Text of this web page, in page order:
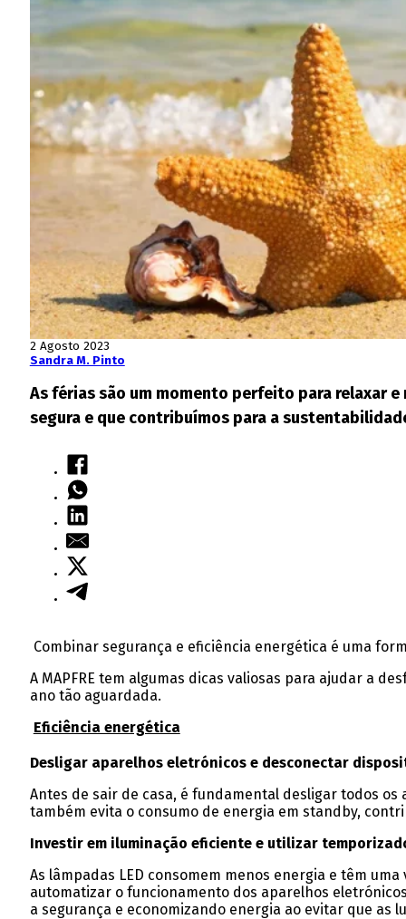
2 Agosto 2023
Sandra M. Pinto
As férias são um momento perfeito para relaxar
segura e que contribuímos para a
Combinar segurança e eficiência energética é uma
A MAPFRE tem algumas dicas valiosas para ajudar a
ano tão aguardada.
Eficiência energética
Desligar aparelhos eletrónicos e desconectar
Antes de sair de casa, é fundamental desligar todos
também evita o consumo de energia em standby,
Investir em iluminação eficiente e utilizar
As lâmpadas LED consomem menos energia e têm
automatizar o funcionamento dos aparelhos
a segurança e economizando energia ao evitar que as